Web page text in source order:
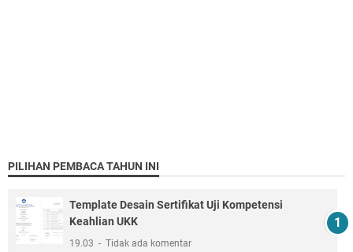
PILIHAN PEMBACA TAHUN INI
Template Desain Sertifikat Uji Kompetensi
Keahlian UKK
19.03 Tidak ada komentar